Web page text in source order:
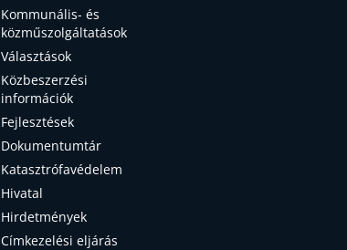
Kommunális- és
közműszolgáltatások
Választások
Közbeszerzési
információk
Fejlesztések
Dokumentumtár
Katasztrófavédelem
Hivatal
Hirdetmények
Címkezelési eljárás